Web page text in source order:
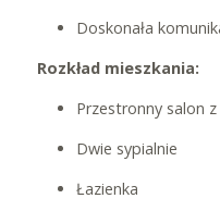
Doskonała
Rozkład mieszkania:
Przestronny salon
Dwie sypialnie
Łazienka